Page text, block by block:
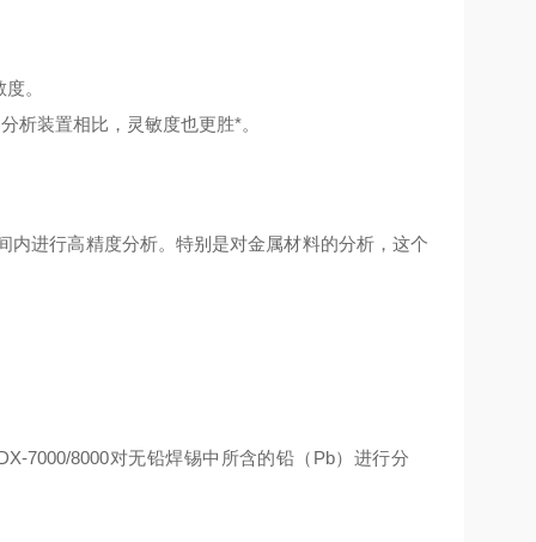
。
析装置相比，灵敏度也更胜*。
进行高精度分析。特别是对金属材料的分析，这个
7000/8000对无铅焊锡中所含的铅（Pb）进行分